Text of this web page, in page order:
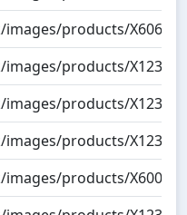
products/
products/
products/
products/
products/